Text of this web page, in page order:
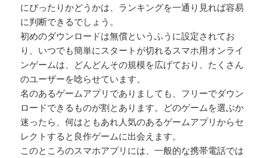
にぴったりかどうかは、ランキングを一通り見れば容易
に判断できるでしょう。
初めのダウンロードは無償というふうに設定されてお
り、いつでも簡単にスタートが切れるスマホ用オンライ
ンゲームは、どんどんその規模を広げており、たくさん
のユーザーを唸らせています。
名のあるゲームアプリでありましても、フリーでダウン
ロードできるものが割とあります。どのゲームを選ぶか
迷ったら、何はともあれ人気のあるゲームアプリからセ
レクトすると良作ゲームに出会えます。
このところのスマホアプリには、一般的な携帯電話では